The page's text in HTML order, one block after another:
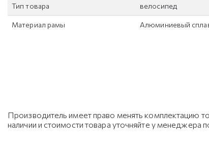
Тип товара велосипед
Материал рамы Алюминиевый
Производитель имеет право менять комплектацию
наличии и стоимости товара уточняйте у